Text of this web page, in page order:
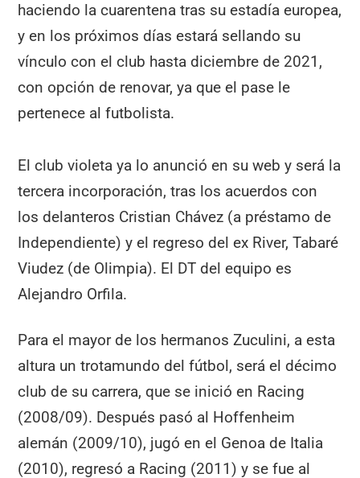
haciendo la cuarentena tras su estadía europea,
y en los próximos días estará sellando su
vínculo con el club hasta diciembre de 2021,
con opción de renovar, ya que el pase le
pertenece al futbolista.
El club violeta ya lo anunció en su web y será la
tercera incorporación, tras los acuerdos con
los delanteros Cristian Chávez (a préstamo de
Independiente) y el regreso del ex River, Tabaré
Viudez (de Olimpia). El DT del equipo es
Alejandro Orfila.
Para el mayor de los hermanos Zuculini, a esta
altura un trotamundo del fútbol, será el décimo
club de su carrera, que se inició en Racing
(2008/09). Después pasó al Hoffenheim
alemán (2009/10), jugó en el Genoa de Italia
(2010), regresó a Racing (2011) y se fue al